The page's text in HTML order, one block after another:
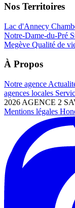
Nos Territoires
Lac d'Annecy
Notre-Dame-du-Pré
Megève Qualité de
À Propos
Notre agence
agences locales
2026 AGENCE 2
Mentions légales